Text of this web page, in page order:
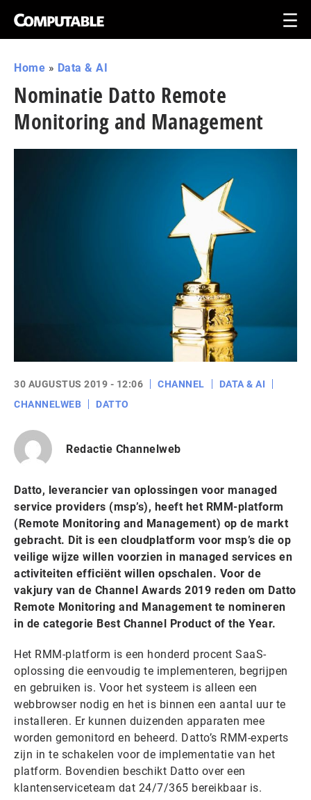
Home » Data & AI
Nominatie Datto Remote
Monitoring and Management
30 AUGUSTUS 2019 - 12:06 CHANNEL
DATA & AI
CHANNELWEB
DATTO
Redactie Channelweb
Datto, leverancier van oplossingen voor managed
service providers (msp’s), heeft het RMM-platform
(Remote Monitoring and Management) op de markt
gebracht. Dit is een cloudplatform voor msp’s die op
veilige wijze willen voorzien in managed services en
activiteiten efficiënt willen opschalen. Voor de
vakjury van de Channel Awards 2019 reden om Datto
Remote Monitoring and Management te nomineren
in de categorie Best Channel Product of the Year.
Het RMM-platform is een honderd procent SaaS-
oplossing die eenvoudig te implementeren, begrijpen
en gebruiken is. Voor het systeem is alleen een
webbrowser nodig en het is binnen een aantal uur te
installeren. Er kunnen duizenden apparaten mee
worden gemonitord en beheerd. Datto’s RMM-experts
zijn in te schakelen voor de implementatie van het
platform. Bovendien beschikt Datto over een
klantenserviceteam dat 24/7/365 bereikbaar is.